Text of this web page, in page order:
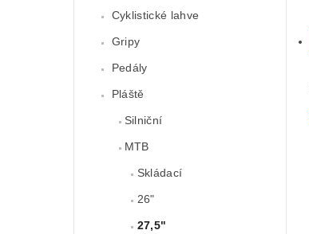
Cyklistické lahve
Gripy
Pedály
Pláště
Silniční
MTB
Skládací
26"
27,5"